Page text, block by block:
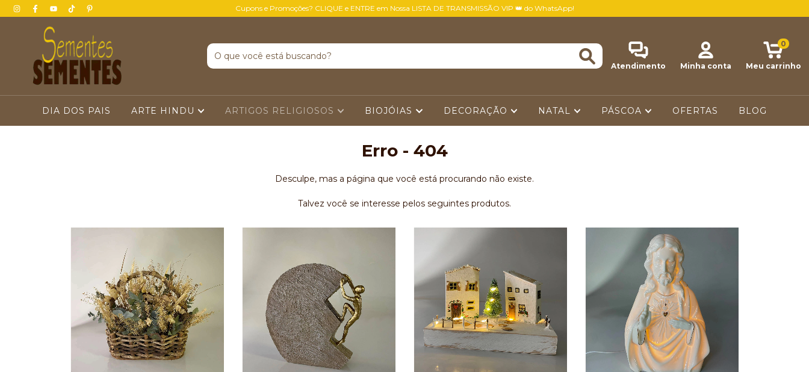
Cupons e Promoções? CLIQUE e ENTRE em Nossa LISTA DE TRANSMISSÃO VIP 👑 do WhatsApp!
Atendimento Minha conta Meu carrinho
0
DIA DOS PAIS ARTE HINDU ARTIGOS RELIGIOSOS BIOJÓIAS DECORAÇÃO NATAL PÁSCOA OFERTAS BLOG
Erro - 404
Desculpe, mas a página que você está procurando não existe.
Talvez você se interesse pelos seguintes produtos.